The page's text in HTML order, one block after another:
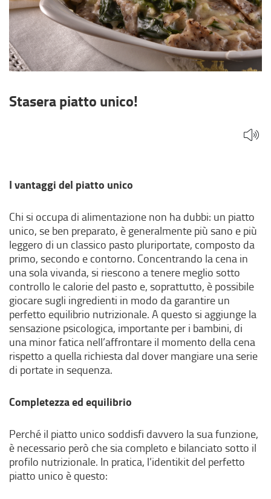
Stasera piatto unico!
I vantaggi del piatto unico
Chi si occupa di alimentazione non ha dubbi: un piatto
unico, se ben preparato, è generalmente più sano e più
leggero di un classico pasto pluriportate, composto da
primo, secondo e contorno. Concentrando la cena in
una sola vivanda, si riescono a tenere meglio sotto
controllo le calorie del pasto e, soprattutto, è possibile
giocare sugli ingredienti in modo da garantire un
perfetto equilibrio nutrizionale. A questo si aggiunge la
sensazione psicologica, importante per i bambini, di
una minor fatica nell’affrontare il momento della cena
rispetto a quella richiesta dal dover mangiare una serie
di portate in sequenza.
Completezza ed equilibrio
Perché il piatto unico soddisfi davvero la sua funzione,
è necessario però che sia completo e bilanciato sotto il
profilo nutrizionale. In pratica, l’identikit del perfetto
piatto unico è questo: